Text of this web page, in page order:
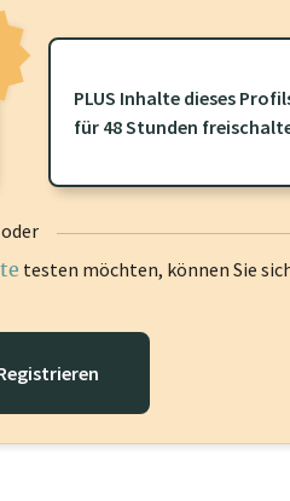
PLUS Inhaltedie Sie
zu sehen.
PLUS Inhalte dieses
für 48 Stunden
oder
testen möchten, können Sie